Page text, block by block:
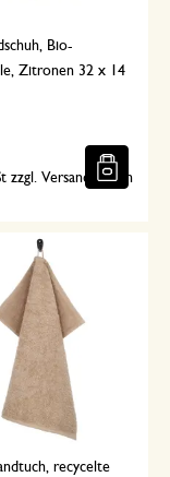
Bio-
Zitronen 32 x 14
zzgl. Versandkosten
recycelte